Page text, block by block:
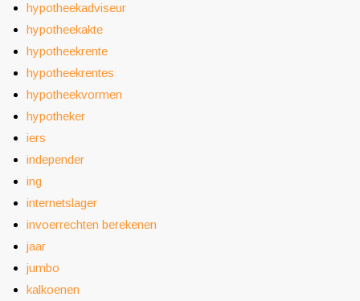
hypotheekadviseur
hypotheekakte
hypotheekrente
hypotheekrentes
hypotheekvormen
hypotheker
iers
independer
ing
internetslager
invoerrechten berekenen
jaar
jumbo
kalkoenen